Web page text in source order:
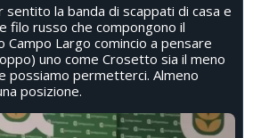
sentito la banda di scappati di casa e
filo russo che compongono il
Campo Largo comincio a pensare
uno come Crosetto sia il meno
possiamo permetterci. Almeno
posizione.